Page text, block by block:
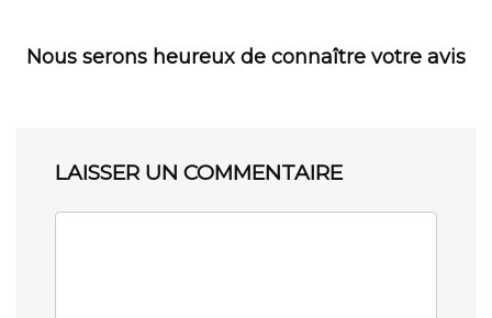
Nous serons heureux de connaître votre avis
LAISSER UN COMMENTAIRE